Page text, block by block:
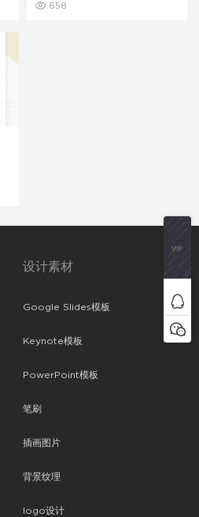
658
设计素材
Google Slides模板
Keynote模板
PowerPoint模板
笔刷
插画图片
背景纹理
logo设计